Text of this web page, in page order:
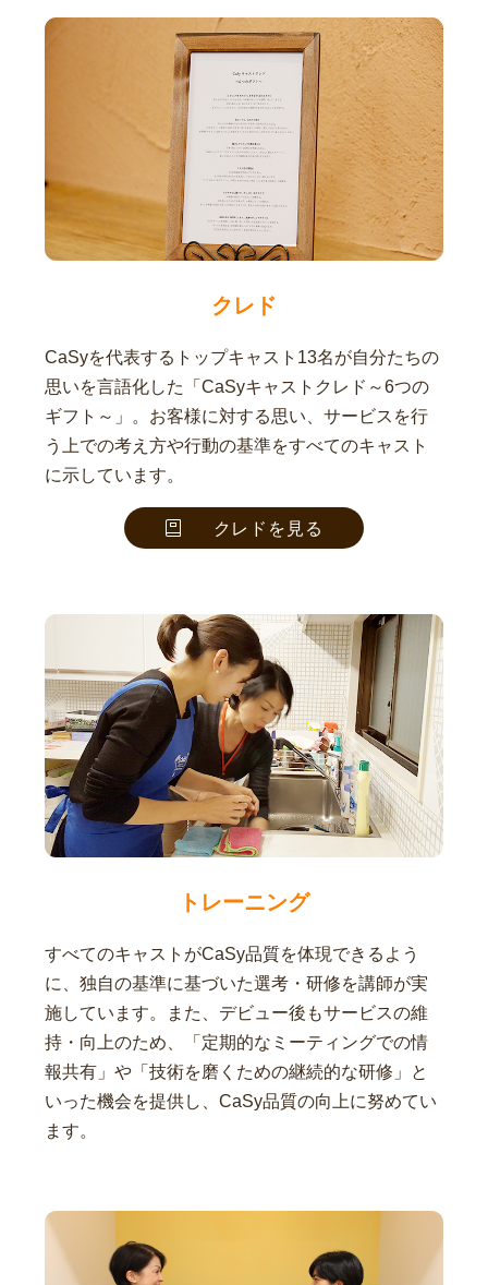
クレド
CaSyを代表するトップキャスト13名が自分たちの
思いを言語化した「CaSyキャストクレド～6つの
ギフト～」。お客様に対する思い、サービスを行
う上での考え方や行動の基準をすべてのキャスト
に示しています。
クレドを見る
トレーニング
すべてのキャストがCaSy品質を体現できるよう
に、独自の基準に基づいた選考・研修を講師が実
施しています。また、デビュー後もサービスの維
持・向上のため、「定期的なミーティングでの情
報共有」や「技術を磨くための継続的な研修」と
いった機会を提供し、CaSy品質の向上に努めてい
ます。